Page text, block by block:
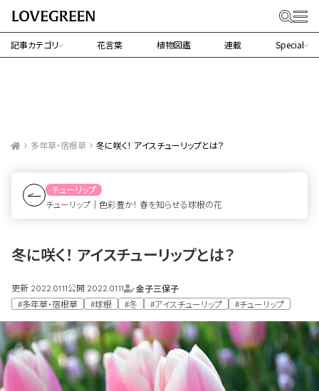
記事カテゴリ 花言葉 植物図鑑 連載 Special
多年草・宿根草 冬に咲く！ アイスチューリップとは？
チューリップ
チューリップ｜色彩豊か！ 春を知らせる球根の花
冬に咲く！ アイスチューリップとは？
更新 2022.01.11公開 2022.01.11
金子三保子
#多年草・宿根草
#球根 #冬 #アイスチューリップ #チューリップ